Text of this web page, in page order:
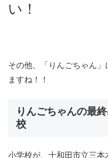
い！
その他、「りんごちゃん
ますね！！
りんごちゃんの最
校
小学校が、十和田市立三本